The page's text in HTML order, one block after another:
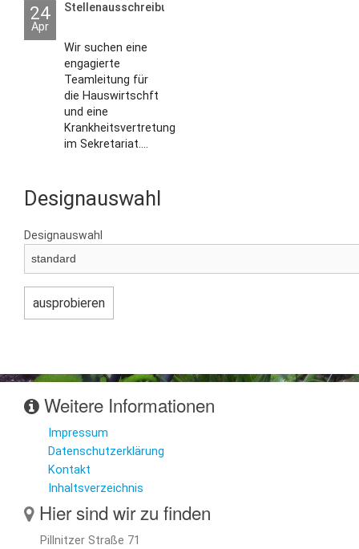
24
Apr
Stellenausschreibungen
Wir suchen eine
engagierte
Teamleitung für
die Hauswirtschft
und eine
Krankheitsvertretung
im Sekretariat....
Designauswahl
Designauswahl
Weitere Informationen
Impressum
Datenschutzerklärung
Kontakt
Inhaltsverzeichnis
Hier sind wir zu finden
Pillnitzer Straße 71